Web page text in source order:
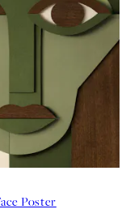
Poster